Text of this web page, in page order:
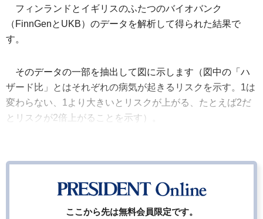
フィンランドとイギリスのふたつのバイオバンク
（FinnGenとUKB）のデータを解析して得られた結果で
す。
そのデータの一部を抽出して図に示します（図中の「ハ
ザード比」とはそれぞれの病気が起きるリスクを示す。1は
変わらない、1より大きいとリスクが上がる、たとえば2だ
とリスクが2倍上がることを示す）。
ここから先は無料会員限定です。